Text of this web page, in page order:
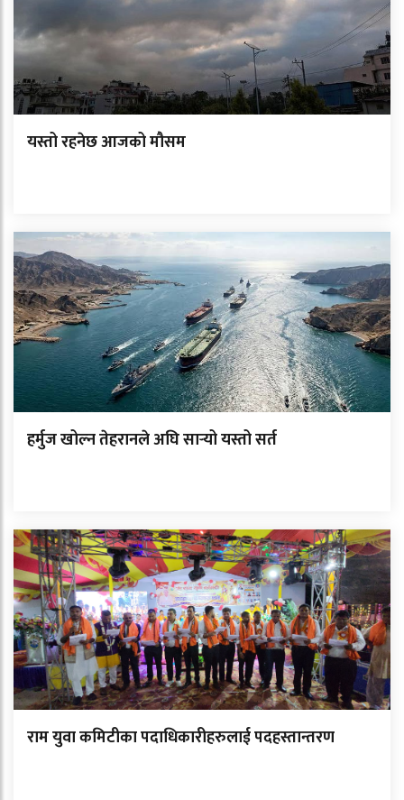
यस्तो रहनेछ आजको मौसम
हर्मुज खोल्न तेहरानले अघि सार्‍यो यस्तो सर्त
राम युवा कमिटीका पदाधिकारीहरुलाई पदहस्तान्तरण